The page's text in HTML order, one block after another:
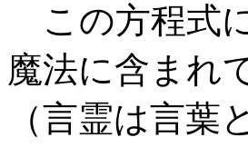
この方程式
魔法に含まれ
（言霊は言